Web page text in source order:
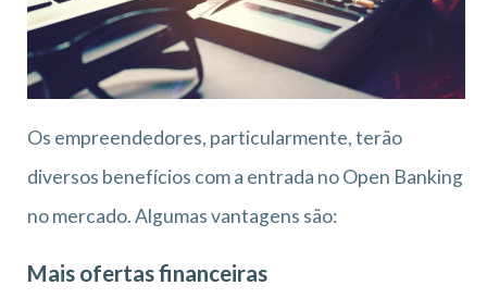
Os empreendedores, particularmente, terão
diversos benefícios com a entrada no Open Banking
no mercado. Algumas vantagens são:
Mais ofertas financeiras